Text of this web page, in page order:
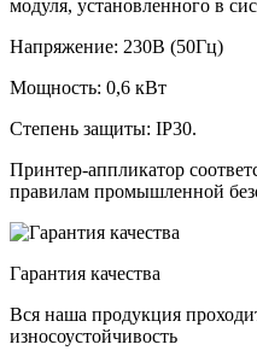
модуля, установленного в
Напряжение: 230В (50Гц)
Мощность: 0,6 кВт
Степень защиты: IP30.
Принтер-аппликатор
правилам промышленной
Гарантия качества
Вся наша продукция
износоустойчивость